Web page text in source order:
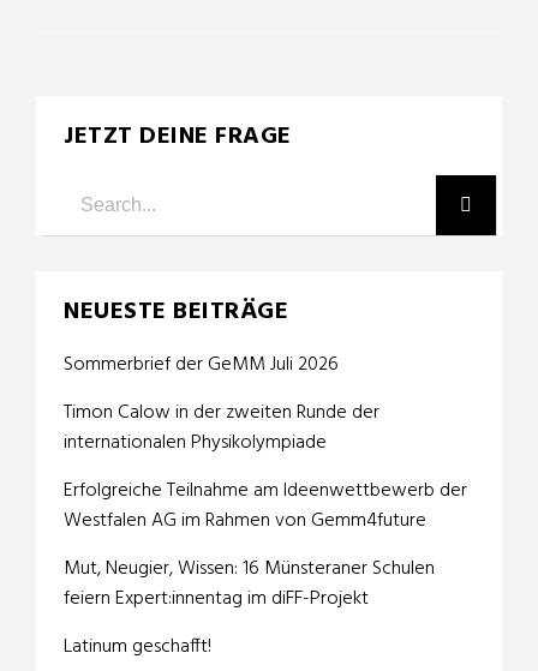
JETZT DEINE FRAGE
NEUESTE BEITRÄGE
Sommerbrief der GeMM Juli 2026
Timon Calow in der zweiten Runde der
internationalen Physikolympiade
Erfolgreiche Teilnahme am Ideenwettbewerb der
Westfalen AG im Rahmen von Gemm4future
Mut, Neugier, Wissen: 16 Münsteraner Schulen
feiern Expert:innentag im diFF-Projekt
Latinum geschafft!